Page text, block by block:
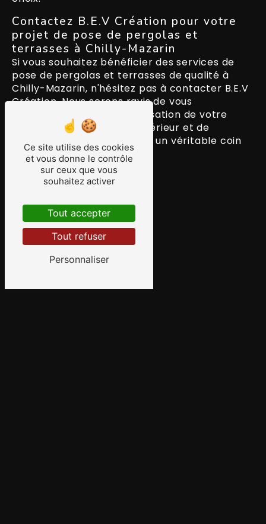
Contactez B.E.V Création pour votre
projet de pose de pergolas et
terrasses à Chilly-Mazarin
Si vous souhaitez bénéficier des services de
pose de pergolas et terrasses de qualité à
Chilly-Mazarin, n'hésitez pas à contacter B.E.V
Création. Nous serons ravis de vous
accompagner dans la réalisation de votre
projet d'aménagement extérieur et de
transformer votre jardin en un véritable coin
de paradis.
En savoir plus
Contactez-nous
Ce site utilise des cookies
et vous donne le contrôle
sur ceux que vous
souhaitez activer
Tout accepter
Tout refuser
Personnaliser